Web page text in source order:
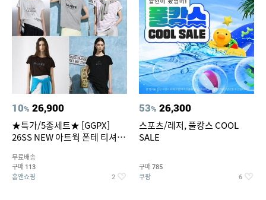
10% 26,900
★특가/5종세트★ [GGPX]
26SS NEW 아트웍 폰테 티셔츠
무료배송
구매 113
홈앤쇼핑 2
53% 26,300
스포츠/레저, 풀캉스 COOL
SALE
구매 785
쿠팡 6